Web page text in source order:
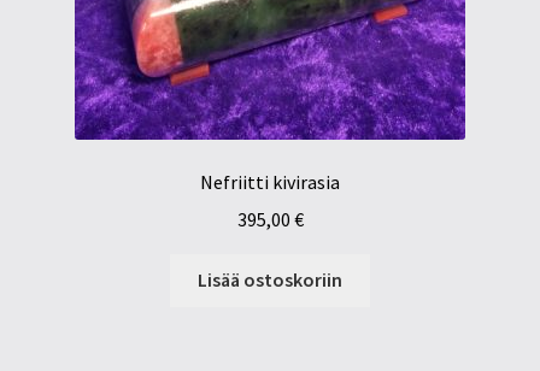
Nefriitti kivirasia
395,00 €
Lisää ostoskoriin